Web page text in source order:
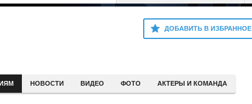
ДОБАВИТЬ В ИЗБРАННОЕ
НОВОСТИ ВИДЕО ФОТО АКТЕРЫ И КОМАНДА